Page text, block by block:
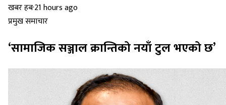
खबर हब·21 hours ago
प्रमुख समाचार
‘सामाजिक सञ्जाल क्रान्तिको नयाँ टुल भएको छ’